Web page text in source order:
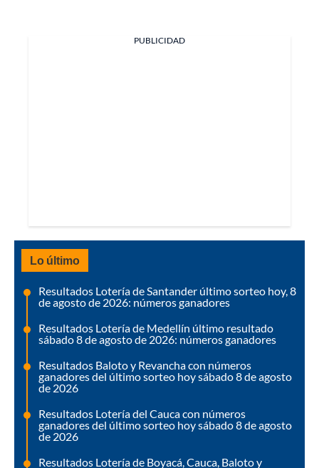
PUBLICIDAD
Lo último
Resultados Lotería de Santander último sorteo hoy, 8
de agosto de 2026: números ganadores
Resultados Lotería de Medellín último resultado
sábado 8 de agosto de 2026: números ganadores
Resultados Baloto y Revancha con números
ganadores del último sorteo hoy sábado 8 de agosto
de 2026
Resultados Lotería del Cauca con números
ganadores del último sorteo hoy sábado 8 de agosto
de 2026
Resultados Lotería de Boyacá, Cauca, Baloto y